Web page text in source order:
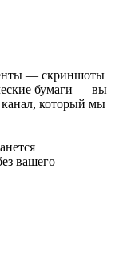
— скриншоты
бумаги — вы
который мы
вашего